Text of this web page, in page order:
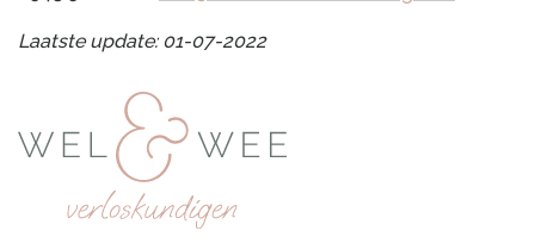
Laatste update: 01-07-2022